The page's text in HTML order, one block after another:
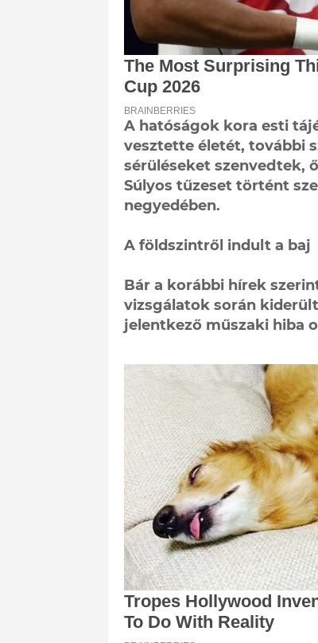
A hatóságok kora esti
vesztette életét, további
sérüléseket szenvedtek,
Súlyos tűzeset történt
negyedében.
A földszintről indult a baj
Bár a korábbi hírek
vizsgálatok során
jelentkező műszaki hiba